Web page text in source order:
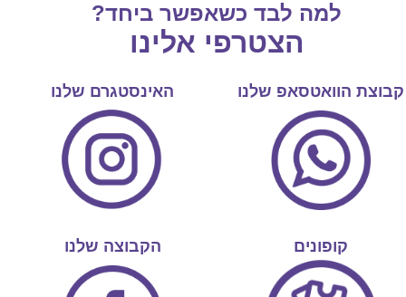
למה לבד כשאפשר ביחד?
הצטרפי אלינו
קבוצת הוואטסאפ שלנו האינסטגרם שלנו
קופונים הקבוצה שלנו